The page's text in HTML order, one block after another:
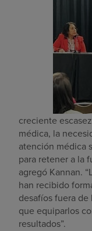
creciente
médica, la
atención médica
para retener a la
agregó Kannan.
han recibido
desafíos fuera
que equiparlos
resultados”.